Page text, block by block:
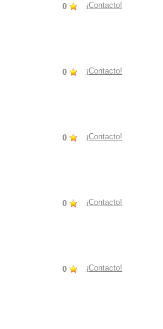
0
¡Contacto!
0
¡Contacto!
0
¡Contacto!
0
¡Contacto!
0
¡Contacto!